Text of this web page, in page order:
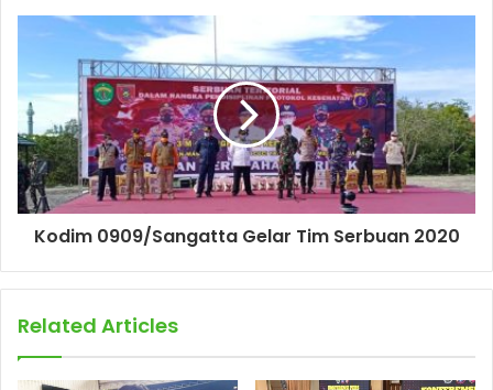
Kodim 0909/Sangatta Gelar Tim Serbuan 2020
Related Articles